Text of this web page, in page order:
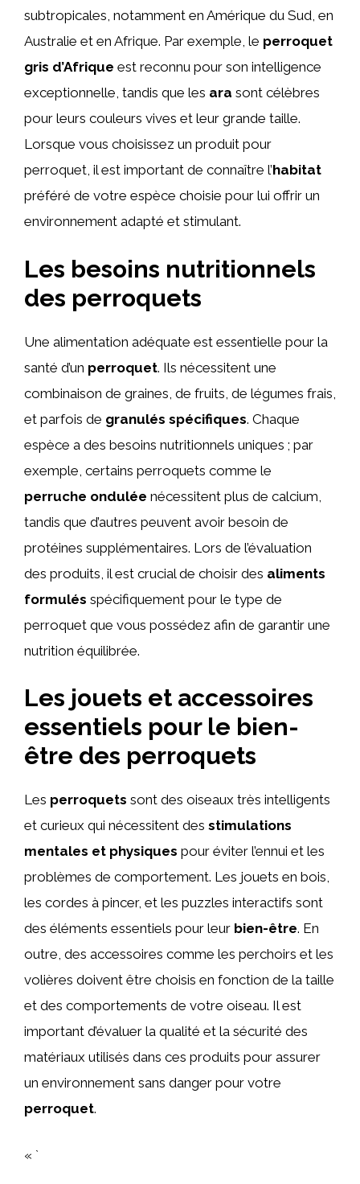
subtropicales, notamment en Amérique du Sud, en
Australie et en Afrique. Par exemple, le perroquet
gris d’Afrique est reconnu pour son intelligence
exceptionnelle, tandis que les ara sont célèbres
pour leurs couleurs vives et leur grande taille.
Lorsque vous choisissez un produit pour
perroquet, il est important de connaître l’habitat
préféré de votre espèce choisie pour lui offrir un
environnement adapté et stimulant.
Les besoins nutritionnels
des perroquets
Une alimentation adéquate est essentielle pour la
santé d’un perroquet. Ils nécessitent une
combinaison de graines, de fruits, de légumes frais,
et parfois de granulés spécifiques. Chaque
espèce a des besoins nutritionnels uniques ; par
exemple, certains perroquets comme le
perruche ondulée nécessitent plus de calcium,
tandis que d’autres peuvent avoir besoin de
protéines supplémentaires. Lors de l’évaluation
des produits, il est crucial de choisir des aliments
formulés spécifiquement pour le type de
perroquet que vous possédez afin de garantir une
nutrition équilibrée.
Les jouets et accessoires
essentiels pour le bien-
être des perroquets
Les perroquets sont des oiseaux très intelligents
et curieux qui nécessitent des stimulations
mentales et physiques pour éviter l’ennui et les
problèmes de comportement. Les jouets en bois,
les cordes à pincer, et les puzzles interactifs sont
des éléments essentiels pour leur bien-être. En
outre, des accessoires comme les perchoirs et les
volières doivent être choisis en fonction de la taille
et des comportements de votre oiseau. Il est
important d’évaluer la qualité et la sécurité des
matériaux utilisés dans ces produits pour assurer
un environnement sans danger pour votre
perroquet.
« `